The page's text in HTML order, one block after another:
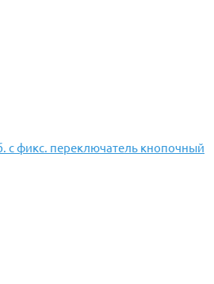
с фикс. переключатель кнопочный